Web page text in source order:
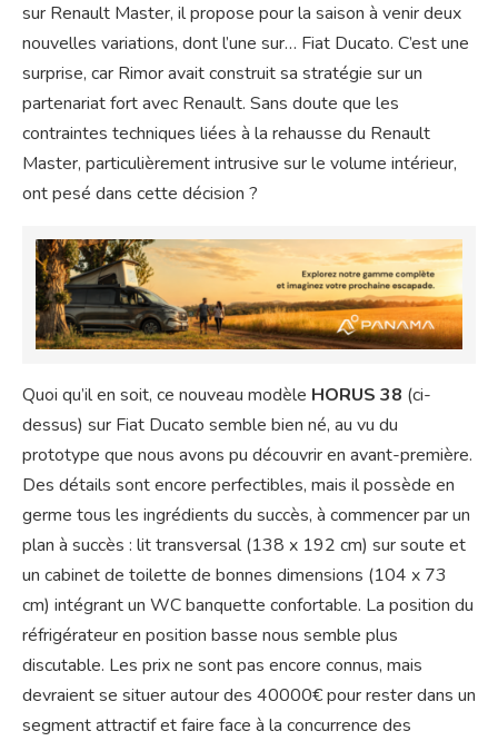
sur Renault Master, il propose pour la saison à venir deux
nouvelles variations, dont l’une sur… Fiat Ducato. C’est une
surprise, car Rimor avait construit sa stratégie sur un
partenariat fort avec Renault. Sans doute que les
contraintes techniques liées à la rehausse du Renault
Master, particulièrement intrusive sur le volume intérieur,
ont pesé dans cette décision ?
Quoi qu’il en soit, ce nouveau modèle HORUS 38 (ci-
dessus) sur Fiat Ducato semble bien né, au vu du
prototype que nous avons pu découvrir en avant-première.
Des détails sont encore perfectibles, mais il possède en
germe tous les ingrédients du succès, à commencer par un
plan à succès : lit transversal (138 x 192 cm) sur soute et
un cabinet de toilette de bonnes dimensions (104 x 73
cm) intégrant un WC banquette confortable. La position du
réfrigérateur en position basse nous semble plus
discutable. Les prix ne sont pas encore connus, mais
devraient se situer autour des 40000€ pour rester dans un
segment attractif et faire face à la concurrence des